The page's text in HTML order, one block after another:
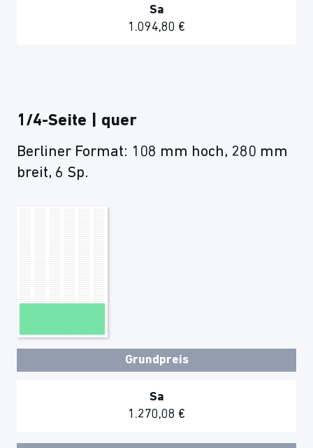
Sa
1.094,80 €
1/4-Seite | quer
Berliner Format: 108 mm hoch, 280 mm
breit, 6 Sp.
Grundpreis
Sa
1.270,08 €